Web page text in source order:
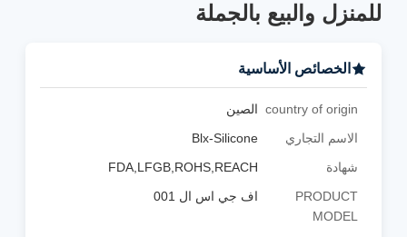
للمنزل والبيع بالجملة
الخصائص الأساسية
country of origin الصين
الاسم التجاري
Blx-Silicone
شهادة
FDA,LFGB,ROHS,REACH
PRODUCT
MODEL
اف جي اس ال 001